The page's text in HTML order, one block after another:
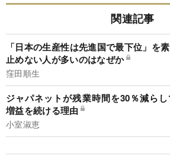
関連記事
「日本の生産性は先進国で最下位」を
止めない人が多いのはなぜか
窪田順生
ジャパネットが残業時間を30％減ら
増益を続ける理由
小室淑恵